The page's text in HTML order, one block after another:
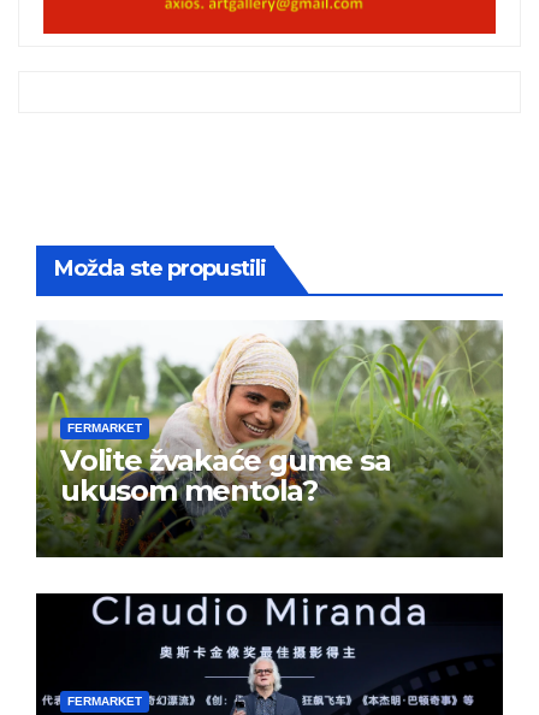
Možda ste propustili
FERMARKET
Volite žvakaće gume sa
ukusom mentola?
FERMARKET